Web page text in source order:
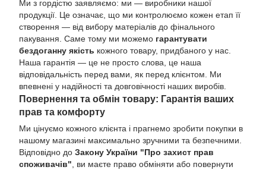
Ми з гордістю заявляємо: ми — виробники нашої
продукції. Це означає, що ми контролюємо кожен етап її
створення — від вибору матеріалів до фінального
пакування. Саме тому ми можемо гарантувати
бездоганну якість кожного товару, придбаного у нас.
Наша гарантія — це не просто слова, це наша
відповідальність перед вами, як перед клієнтом. Ми
впевнені у надійності та довговічності наших виробів.
Повернення та обмін товару: Гарантія ваших
прав та комфорту
Ми цінуємо кожного клієнта і прагнемо зробити покупки в
нашому магазині максимально зручними та безпечними.
Відповідно до Закону України "Про захист прав
споживачів" , ви маєте право обміняти або повернути